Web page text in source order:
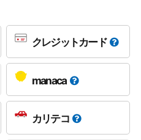
クレジットカード
manaca
カリテコ